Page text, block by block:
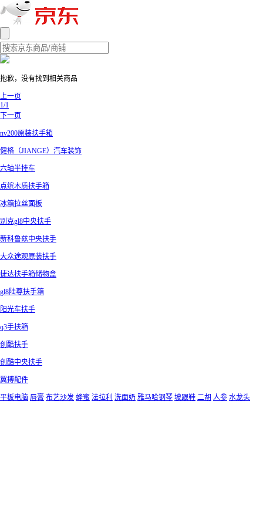
抱歉，没有找到相关商品
上一页
1/1
下一页
nv200原装扶手箱
健格（JIANGE）汽车装饰
六轴半挂车
点缤木质扶手箱
冰箱拉丝面板
别克gl8中央扶手
新科鲁兹中央扶手
大众途观原装扶手
捷达扶手箱储物盒
gl8陆尊扶手箱
阳光车扶手
q3手扶箱
创酷扶手
创酷中央扶手
翼搏配件
平板电脑 唇膏 布艺沙发 蜂蜜 法拉利 洗面奶 雅马哈钢琴 坡跟鞋 二胡 人参 水龙头